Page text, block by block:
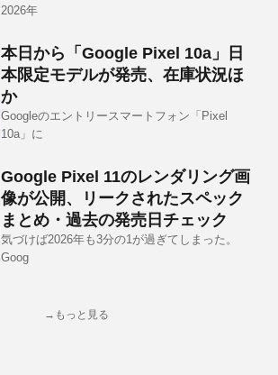
2026年
本日から「Google Pixel 10a」日
本限定モデルが発売、在庫状況ほ
か
Googleのエントリースマートフォン「Pixel
10a」に
Google Pixel 11のレンダリング画
像が公開、リークされたスペック
まとめ・過去の発売日チェック
気づけば2026年も3分の1が過ぎてしまった。
Goog
→もっと見る